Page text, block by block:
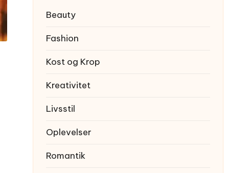
Beauty
Fashion
Kost og Krop
Kreativitet
Livsstil
Oplevelser
Romantik